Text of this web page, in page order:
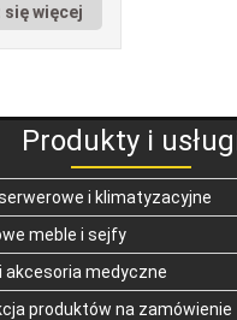
się więcej
Produkty i
i klimatyzacyjne
meble i sejfy
akcesoria medyczne
produktów na zamówienie